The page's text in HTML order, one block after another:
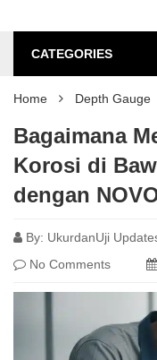
CATEGORIES
Home Depth Gauge
Bagaimana
Korosi di
dengan
By: UkurdanUji
No Comments